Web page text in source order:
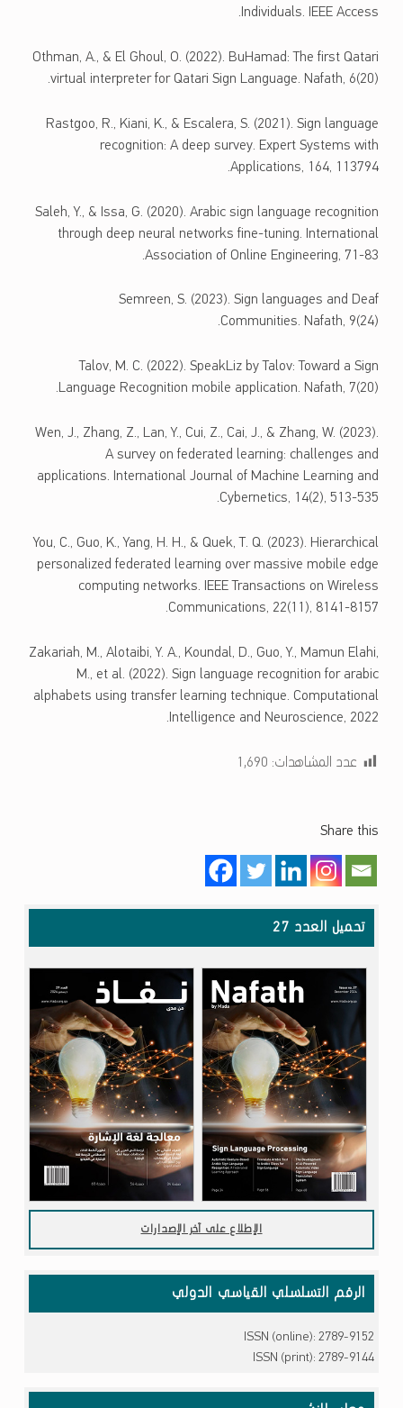
Individuals. IEEE Access.
Othman, A., & El Ghoul, O. (2022). BuHamad: The first Qatari
virtual interpreter for Qatari Sign Language. Nafath, 6(20).
Rastgoo, R., Kiani, K., & Escalera, S. (2021). Sign language
recognition: A deep survey. Expert Systems with
Applications, 164, 113794.
Saleh, Y., & Issa, G. (2020). Arabic sign language recognition
through deep neural networks fine-tuning. International
Association of Online Engineering, 71-83.
Semreen, S. (2023). Sign languages and Deaf
Communities. Nafath, 9(24).
Talov, M. C. (2022). SpeakLiz by Talov: Toward a Sign
Language Recognition mobile application. Nafath, 7(20).
Wen, J., Zhang, Z., Lan, Y., Cui, Z., Cai, J., & Zhang, W. (2023).
A survey on federated learning: challenges and
applications. International Journal of Machine Learning and
Cybernetics, 14(2), 513-535.
You, C., Guo, K., Yang, H. H., & Quek, T. Q. (2023). Hierarchical
personalized federated learning over massive mobile edge
computing networks. IEEE Transactions on Wireless
Communications, 22(11), 8141-8157.
Zakariah, M., Alotaibi, Y. A., Koundal, D., Guo, Y., Mamun Elahi,
M., et al. (2022). Sign language recognition for arabic
alphabets using transfer learning technique. Computational
Intelligence and Neuroscience, 2022.
عدد المشاهدات: 1٬690
Share this
تحميل العدد 27
الإطلاع على آخر الإصدارات
الرقم التسلسلي القياسي الدولي
ISSN (online): 2789-9152
ISSN (print): 2789-9144